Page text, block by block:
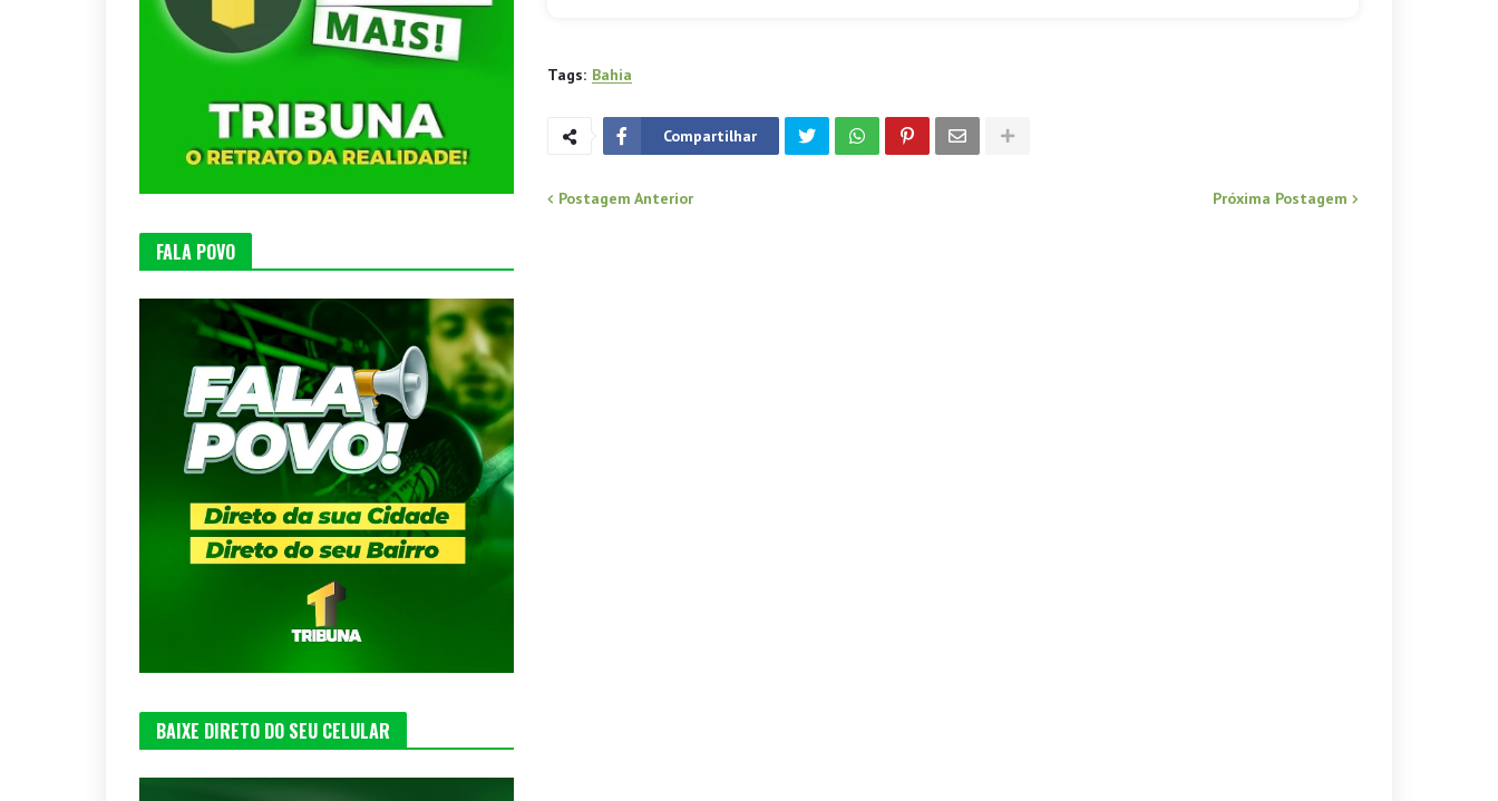
Tags: Bahia
Compartilhar
Postagem Anterior Próxima Postagem
FALA POVO
BAIXE DIRETO DO SEU CELULAR